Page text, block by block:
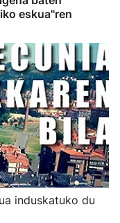
eskua"ren
induskatuko du